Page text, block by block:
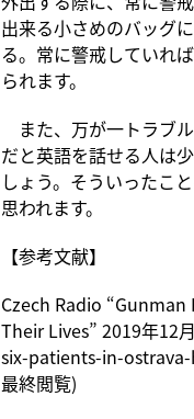
出来る小さめのバッグ
る。常に警戒していれ
られます。
また、万が一トラブ
だと英語を話せる人は
しょう。そういったこ
思われます。
【参考文献】
Czech Radio
Their Lives” 2019年
six-patients-in-
最終閲覧)